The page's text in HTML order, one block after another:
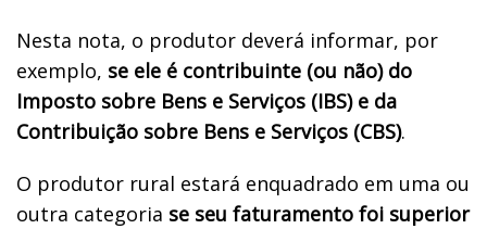
Nesta nota, o produtor deverá informar, por
exemplo, se ele é contribuinte (ou não) do
Imposto sobre Bens e Serviços (IBS) e da
Contribuição sobre Bens e Serviços (CBS).
O produtor rural estará enquadrado em uma ou
outra categoria se seu faturamento foi superior